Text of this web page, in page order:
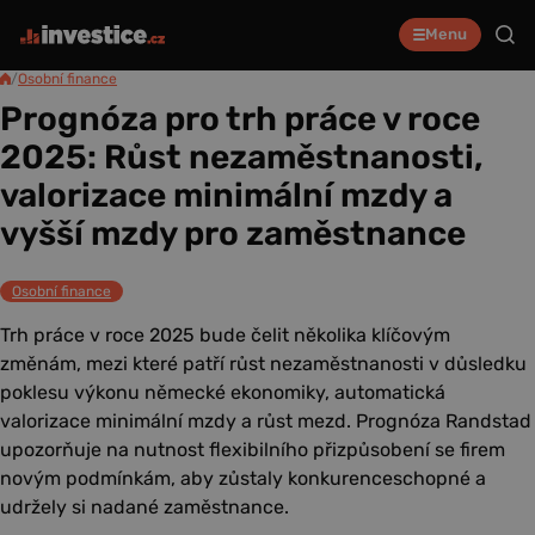
Menu
/Osobní finance
Prognóza pro trh práce v roce
2025: Růst nezaměstnanosti,
valorizace minimální mzdy a
vyšší mzdy pro zaměstnance
Osobní finance
Trh práce v roce 2025 bude čelit několika klíčovým
změnám, mezi které patří růst nezaměstnanosti v důsledku
poklesu výkonu německé ekonomiky, automatická
valorizace minimální mzdy a růst mezd. Prognóza Randstad
upozorňuje na nutnost flexibilního přizpůsobení se firem
novým podmínkám, aby zůstaly konkurenceschopné a
udržely si nadané zaměstnance.